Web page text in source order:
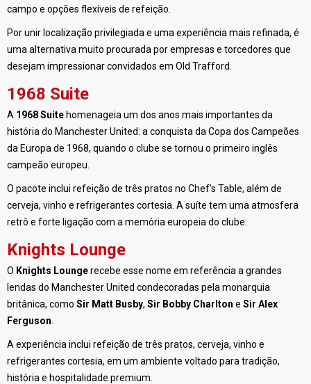
campo e opções flexíveis de refeição.
Por unir localização privilegiada e uma experiência mais refinada, é
uma alternativa muito procurada por empresas e torcedores que
desejam impressionar convidados em Old Trafford.
1968 Suite
A 1968 Suite homenageia um dos anos mais importantes da
história do Manchester United: a conquista da Copa dos Campeões
da Europa de 1968, quando o clube se tornou o primeiro inglês
campeão europeu.
O pacote inclui refeição de três pratos no Chef’s Table, além de
cerveja, vinho e refrigerantes cortesia. A suíte tem uma atmosfera
retrô e forte ligação com a memória europeia do clube.
Knights Lounge
O Knights Loungerecebe esse nome em referência a grandes
lendas do Manchester United condecoradas pela monarquia
britânica, como Sir Matt Busby, Sir Bobby Charlton e Sir Alex
Ferguson
A experiência inclui refeição de três pratos, cerveja, vinho e
refrigerantes cortesia, em um ambiente voltado para tradição,
história e hospitalidade premium.